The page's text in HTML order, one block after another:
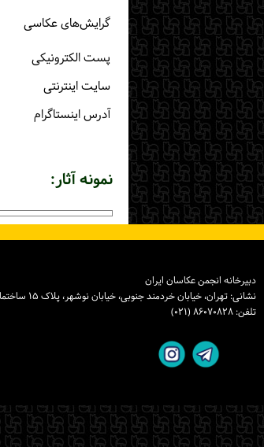
گرایش‌های عکاسی
پست الكترونیكی
سایت اینترنتی
آدرس اینستاگرام
نمونه آثار:
دبیرخانه انجمن عکاسان ایران
نشانی: تهران، خیابان خردمند جنوبی، خیابان نوشهر، پلاک ۱۵ ساختمان شماره ۲ خانه هنرمندان ایران، واحد ۸
تلفن: ۸۶۰۷۰۸۲۸ (۰۲۱)